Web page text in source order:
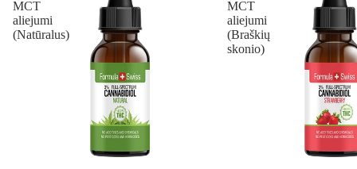
MCT
aliejumi
(Natūralus)
MCT
aliejumi
(Braškių
skonio)